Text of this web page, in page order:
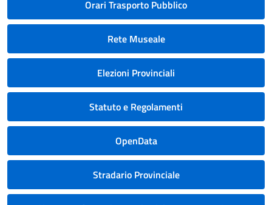
Orari Trasporto Pubblico
Rete Museale
Elezioni Provinciali
Statuto e Regolamenti
OpenData
Stradario Provinciale